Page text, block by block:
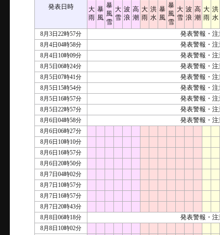
発表日時
大
雨
暴
風
暴
風
雪
大
雪
波
浪
高
潮
大
雨
洪
水
暴
風
暴
風
雪
大
雪
波
浪
高
潮
大
雨
洪
水
8月3日22時57分
発表警報・
8月4日04時58分
発表警報・
8月4日10時09分
発表警報・
8月5日06時24分
発表警報・
8月5日07時41分
発表警報・
8月5日15時54分
発表警報・
8月5日16時57分
発表警報・
8月5日22時57分
発表警報・
8月6日04時58分
発表警報・
8月6日06時27分
8月6日10時10分
8月6日16時57分
8月6日20時50分
8月7日04時02分
8月7日10時57分
8月7日16時57分
8月7日20時43分
8月8日06時18分
発表警報・
8月8日10時02分